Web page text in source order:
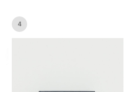
4